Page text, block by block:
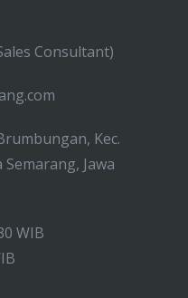
Consultant)
Kec.
Jawa
WIB